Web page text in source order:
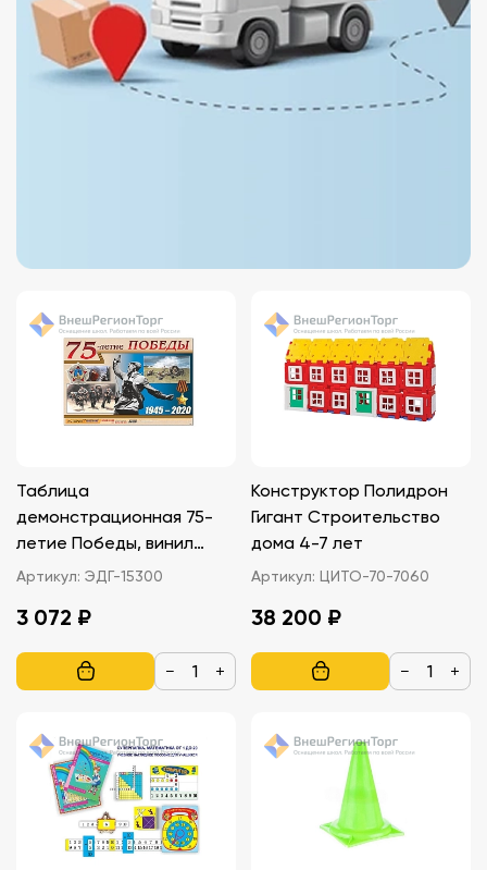
Таблица
демонстрационная 75-
летие Победы, винил
100х140
Артикул: ЭДГ-15300
3 072 ₽
− +
Конструктор Полидрон
Гигант Строительство
дома 4-7 лет
Артикул: ЦИТО-70-7060
38 200 ₽
− +